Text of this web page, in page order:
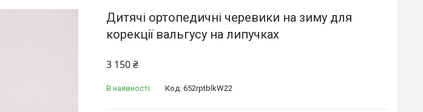
Дитячі ортопедичні черевики на зиму для
корекції вальгусу на липучках
3 150 ₴
В наявності Код: 652rptblkW22